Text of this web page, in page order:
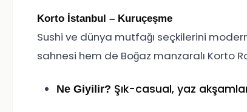
Korto İstanbul – Kuruçeşme
Sushi ve dünya mutfağı seçkilerini
sahnesi hem de Boğaz manzaralı Korto
Ne Giyilir? Şık-casual, yaz